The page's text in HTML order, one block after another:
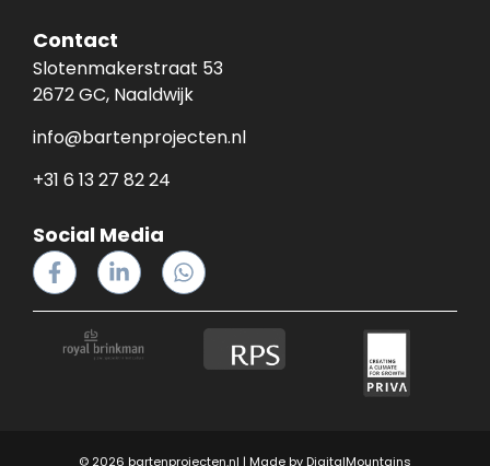
Contact
Slotenmakerstraat 53
2672 GC, Naaldwijk
info@bartenprojecten.nl
+31 6 13 27 82 24
Social Media
© 2026 bartenprojecten.nl | Made by DigitalMountains